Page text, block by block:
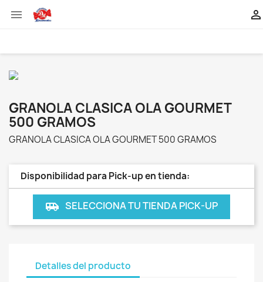
 
GRANOLA CLASICA OLA GOURMET
500 GRAMOS
GRANOLA CLASICA OLA GOURMET 500 GRAMOS
Disponibilidad para Pick-up en tienda:
airport_shuttle SELECCIONA TU TIENDA PICK-UP
Detalles del producto